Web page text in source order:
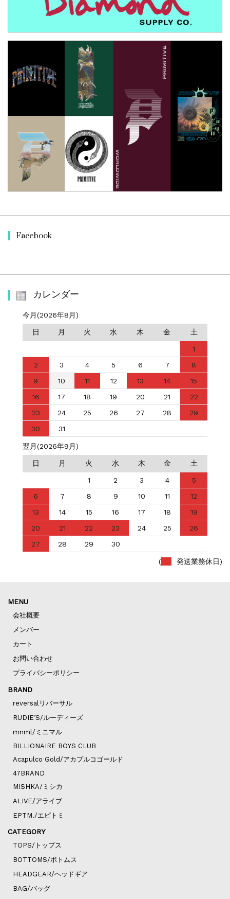
Facebook
カレンダー
今月(2026年8月)
日 月 火 水 木 金 土
1
2
3 4 5 6 7
8
9
10 11 12 13 14
15
16
17 18 19 20 21
22
23
24 25 26 27 28
29
30
31
翌月(2026年9月)
日 月 火 水 木 金 土
1 2 3 4
5
6
7 8 9 10 11
12
13
14 15 16 17 18
19
20
21 22 23 24 25
26
27
28 29 30
( 発送業務休日)
MENU
会社概要
メンバー
カート
お問い合わせ
プライバシーポリシー
BRAND
reversalリバーサル
RUDIE’S/ルーディーズ
mnml/ミニマル
BILLIONAIRE BOYS CLUB
Acapulco Gold/アカプルコゴールド
47BRAND
MISHKA/ミシカ
ALIVE/アライブ
EPTM./エピトミ
CATEGORY
TOPS/トップス
BOTTOMS/ボトムス
HEADGEAR/ヘッドギア
BAG/バッグ